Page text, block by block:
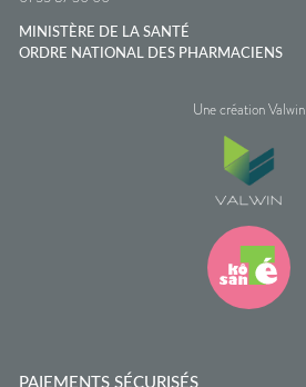
MINISTÈRE DE LA SANTÉ
ORDRE NATIONAL DES PHARMACIENS
Une création Valwin
PAIEMENTS SÉCURISÉS